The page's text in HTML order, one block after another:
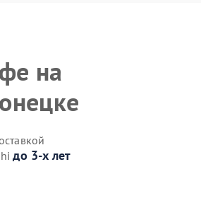
на
до 3-х лет